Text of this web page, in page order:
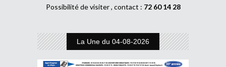
Possibilité de visiter , contact : 72 60 14 28
La Une du 04-08-2026